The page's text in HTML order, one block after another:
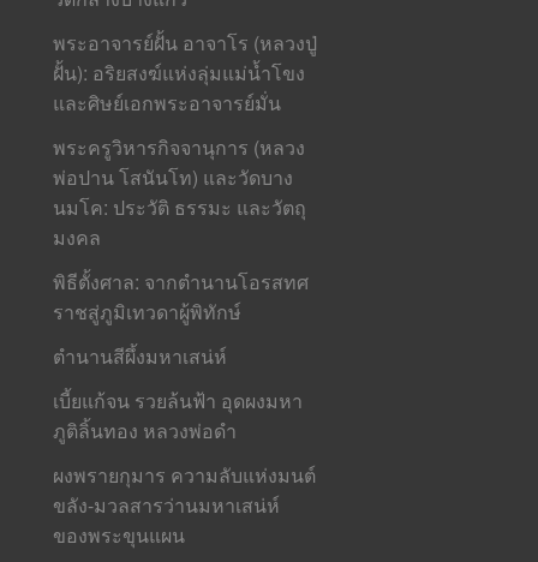
พระอาจารย์ฝั้น อาจาโร (หลวงปู่
ฝั้น): อริยสงฆ์แห่งลุ่มแม่น้ำโขง
และศิษย์เอกพระอาจารย์มั่น
พระครูวิหารกิจจานุการ (หลวง
พ่อปาน โสนันโท) และวัดบาง
นมโค: ประวัติ ธรรมะ และวัตถุ
มงคล
พิธีตั้งศาล: จากตำนานโอรสทศ
ราชสู่ภูมิเทวดาผู้พิทักษ์
ตำนานสีผึ้งมหาเสน่ห์
เบี้ยแก้จน รวยล้นฟ้า อุดผงมหา
ภูติลิ้นทอง หลวงพ่อดำ
ผงพรายกุมาร ความลับแห่งมนต์
ขลัง-มวลสารว่านมหาเสน่ห์
ของพระขุนแผน